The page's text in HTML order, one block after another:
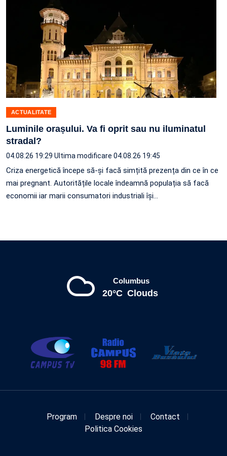
ACTUALITATE
Luminile orașului. Va fi oprit sau nu iluminatul
stradal?
04.08.26 19:29 Ultima modificare 04.08.26 19:45
Criza energetică începe să-și facă simțită prezența din ce în ce
mai pregnant. Autoritățile locale îndeamnă populația să facă
economii iar marii consumatori industriali își…
Columbus
20°C Clouds
Program Despre noi
Contact
Politica Cookies